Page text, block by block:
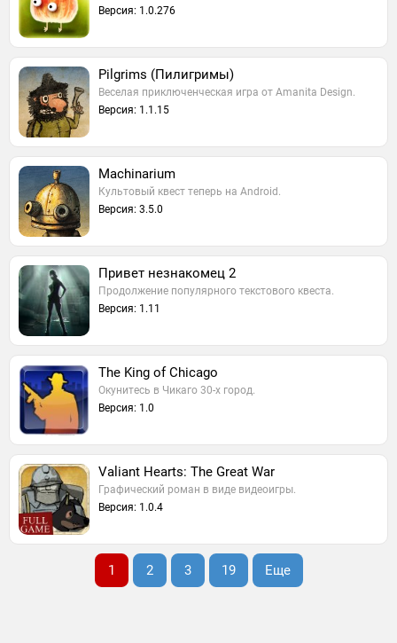
Версия: 1.0.276
Pilgrims (Пилигримы)
Веселая приключенческая игра от Amanita Design.
Версия: 1.1.15
Machinarium
Культовый квест теперь на Android.
Версия: 3.5.0
Привет незнакомец 2
Продолжение популярного текстового квеста.
Версия: 1.11
The King of Chicago
Окунитесь в Чикаго 30-х город.
Версия: 1.0
Valiant Hearts: The Great War
Графический роман в виде видеоигры.
Версия: 1.0.4
1 2 3 19 Еще